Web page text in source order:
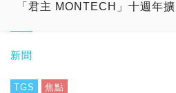
「君主 MONTECH」十週年
新聞
TGS 焦點